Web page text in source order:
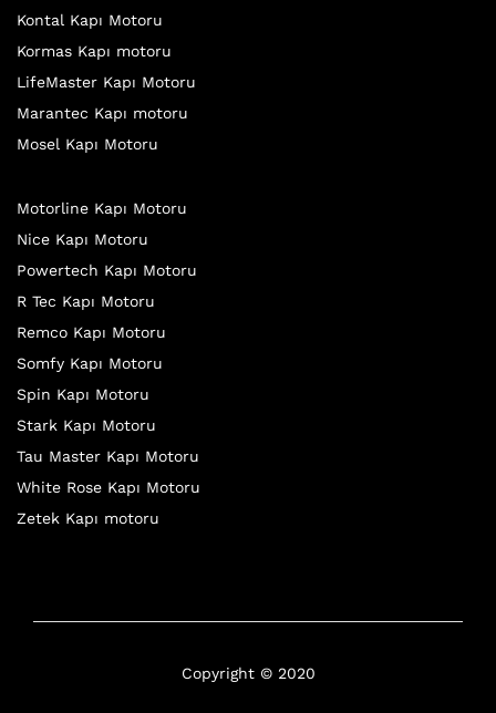
Kontal Kapı Motoru
Kormas Kapı motoru
LifeMaster Kapı Motoru
Marantec Kapı motoru
Mosel Kapı Motoru
Motorline Kapı Motoru
Nice Kapı Motoru
Powertech Kapı Motoru
R Tec Kapı Motoru
Remco Kapı Motoru
Somfy Kapı Motoru
Spin Kapı Motoru
Stark Kapı Motoru
Tau Master Kapı Motoru
White Rose Kapı Motoru
Zetek Kapı motoru
Copyright © 2020